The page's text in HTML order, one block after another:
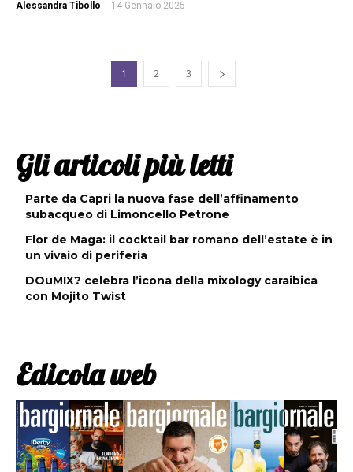
Alessandra Tibollo - 14 Gennaio 2025
1 2 3
Gli articoli più letti
Parte da Capri la nuova fase dell’affinamento
subacqueo di Limoncello Petrone
Flor de Maga: il cocktail bar romano dell’estate è in
un vivaio di periferia
DOuMIX? celebra l’icona della mixology caraibica
con Mojito Twist
Edicola web